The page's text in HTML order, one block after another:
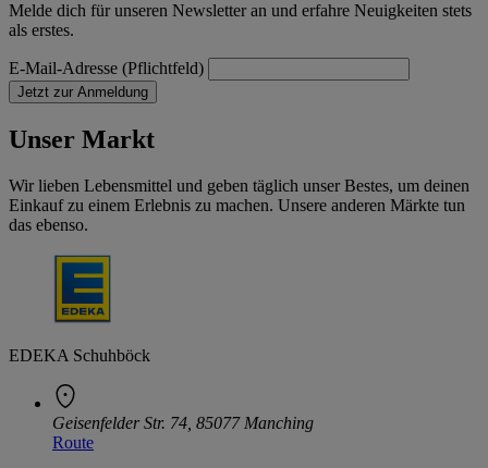
Melde dich für unseren Newsletter an und erfahre Neuigkeiten stets
als erstes.
E-Mail-Adresse (Pflichtfeld)
Jetzt zur Anmeldung
Unser Markt
Wir lieben Lebensmittel und geben täglich unser Bestes, um deinen
Einkauf zu einem Erlebnis zu machen. Unsere anderen Märkte tun
das ebenso.
EDEKA Schuhböck
Geisenfelder Str. 74, 85077 Manching
Route